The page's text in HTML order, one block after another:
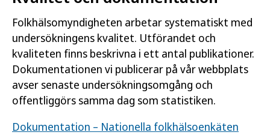
Folkhälsomyndigheten arbetar systematiskt med
undersökningens kvalitet. Utförandet och
kvaliteten finns beskrivna i ett antal publikationer.
Dokumentationen vi publicerar på vår webbplats
avser senaste undersökningsomgång och
offentliggörs samma dag som statistiken.
Dokumentation – Nationella folkhälsoenkäten